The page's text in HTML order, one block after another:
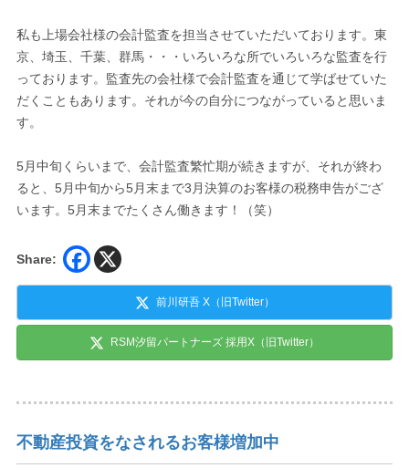
私も上場会社様の会計監査を担当させていただいております。東
京、埼玉、千葉、群馬・・・いろいろな所でいろいろな監査を行
っております。監査先の会社様で会計監査を通じて学ばせていた
だくこともあります。それが今の自分につながっていると思いま
す。
5月中旬くらいまで、会計監査繁忙期が続きますが、それが終わ
ると、5月中旬から5月末まで3月決算のお客様の税務申告がござ
います。5月末までたくさん働きます！（笑）
Share:
前川研吾 X（旧Twitter）
RSM汐留パートナーズ 採用X（旧Twitter）
不動産投資をなされるお客様増加中